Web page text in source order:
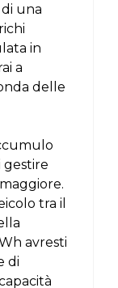
una
in
a
delle
gestire
tra il
avresti
di